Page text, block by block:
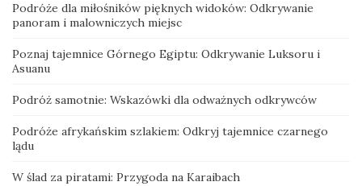
Podróże dla miłośników pięknych widoków: Odkrywanie
panoram i malowniczych miejsc
Poznaj tajemnice Górnego Egiptu: Odkrywanie Luksoru i
Asuanu
Podróż samotnie: Wskazówki dla odważnych odkrywców
Podróże afrykańskim szlakiem: Odkryj tajemnice czarnego
lądu
W ślad za piratami: Przygoda na Karaibach